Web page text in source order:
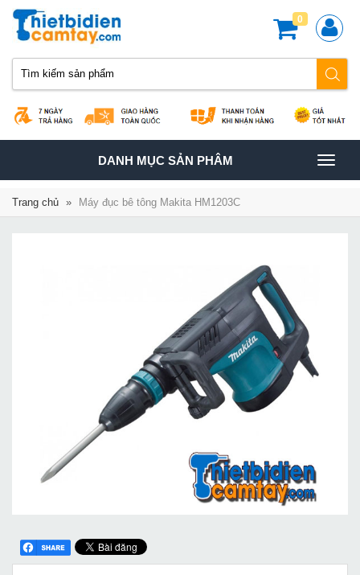
0
TOGGLE
NAVIGATION
DANH MỤC SẢN PHÂM
Trang chủ » Máy đục bê tông Makita HM1203C